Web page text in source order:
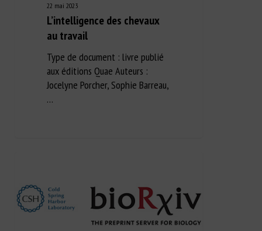
22 mai 2023
L’intelligence des chevaux
au travail
Type de document : livre publié
aux éditions Quae Auteurs :
Jocelyne Porcher, Sophie Barreau,
…